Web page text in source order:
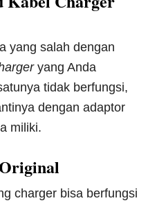
yang salah dengan
yang Anda
tidak berfungsi,
dengan adaptor
miliki.
charger bisa berfungsi